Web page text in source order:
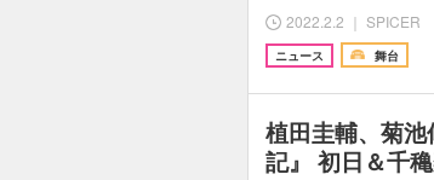
2022.2.2 ｜ SPICER
ニュース 舞台
植田圭輔、菊
記』 初日＆千